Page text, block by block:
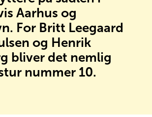
Aarhus og
For Britt Leegaard
og Henrik
bliver det nemlig
nummer 10.